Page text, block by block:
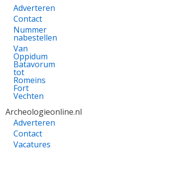
Adverteren
Contact
Nummer
nabestellen
Van
Oppidum
Batavorum
tot
Romeins
Fort
Vechten
Archeologieonline.nl
Adverteren
Contact
Vacatures